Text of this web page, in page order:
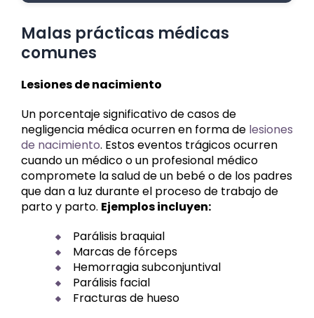
Malas prácticas médicas
comunes
Lesiones de nacimiento
Un porcentaje significativo de casos de
negligencia médica ocurren en forma de lesiones
de nacimiento. Estos eventos trágicos ocurren
cuando un médico o un profesional médico
compromete la salud de un bebé o de los padres
que dan a luz durante el proceso de trabajo de
parto y parto. Ejemplos incluyen:
Parálisis braquial
Marcas de fórceps
Hemorragia subconjuntival
Parálisis facial
Fracturas de hueso